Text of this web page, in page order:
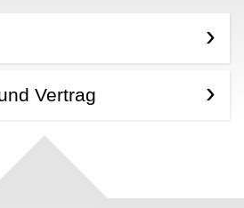
Vertrag